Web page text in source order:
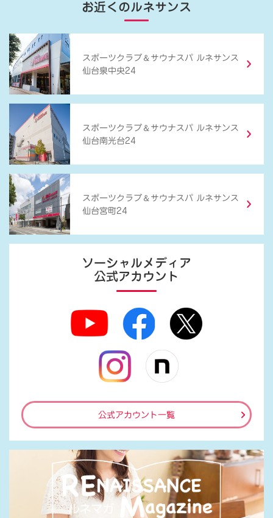
お近くのルネサンス
スポーツクラブ ＆ サウナスパ ルネサンス
仙台泉中央24
スポーツクラブ ＆ サウナスパ ルネサンス
仙台南光台24
スポーツクラブ ＆ サウナスパ ルネサンス
仙台宮町24
ソーシャルメディア
公式アカウント
公式アカウント一覧